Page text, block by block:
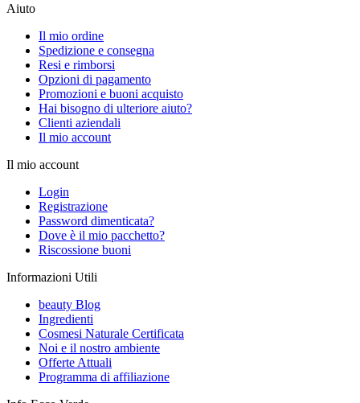
Aiuto
Il mio ordine
Spedizione e consegna
Resi e rimborsi
Opzioni di pagamento
Promozioni e buoni acquisto
Hai bisogno di ulteriore aiuto?
Clienti aziendali
Il mio account
Il mio account
Login
Registrazione
Password dimenticata?
Dove è il mio pacchetto?
Riscossione buoni
Informazioni Utili
beauty Blog
Ingredienti
Cosmesi Naturale Certificata
Noi e il nostro ambiente
Offerte Attuali
Programma di affiliazione